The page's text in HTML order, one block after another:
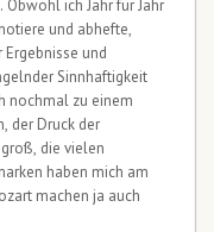
ich Jahr für Jahr
und abhefte,
und
Sinnhaftigkeit
nochmal zu einem
der Druck der
die vielen
haben mich am
machen ja auch